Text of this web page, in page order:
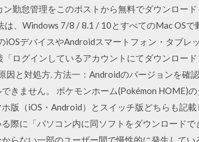
勤怠管理をこのポストから無料でダウンロー
、Windows 7/8 / 8.1 / 10とすべてのMac OSで
デバイスやAndroidスマートフォン・タブレ
ログインしているアカウントにてダウンロー
と対処方. 方法一：Androidのバージョンを確
きません。 ポケモンホーム(Pokémon HOME)
版（iOS・Android）とスイッチ版どちらも記
際に「パソコン内に同ソフトをダウンロード
らない一部のユーザー間で慢性的に発生してい